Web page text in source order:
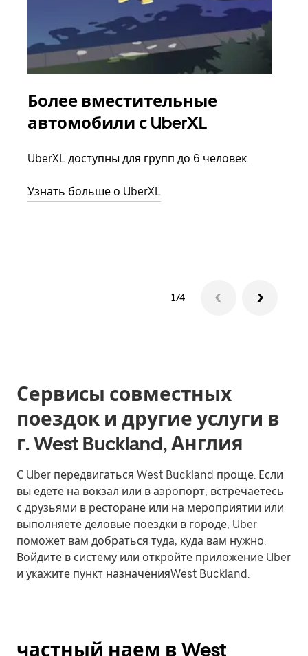
Более вместительные
автомобили с UberXL
UberXL доступны для групп до 6 человек.
Узнать больше о UberXL
1/4
Сервисы совместных
поездок и другие услуги в
г. West Buckland, Англия
С Uber передвигаться West Buckland проще. Если
вы едете на вокзал или в аэропорт, встречаетесь
с друзьями в ресторане или на мероприятии или
выполняете деловые поездки в городе, Uber
поможет вам добраться туда, куда вам нужно.
Войдите в систему или откройте приложение Uber
и укажите пункт назначенияWest Buckland.
частный наем в West